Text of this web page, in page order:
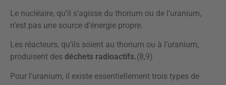
Le nucléaire, qu’il s’agisse du thorium ou de l’uranium,
n’est pas une source d’énergie propre.
Les réacteurs, qu’ils soient au thorium ou à l’uranium,
produisent des déchets radioactifs.(8,9)
Pour l’uranium, il existe essentiellement trois types de